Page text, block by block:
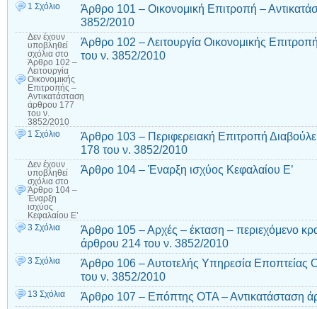
1 Σχόλιο
Άρθρο 101 – Οικονομική Επιτροπή –
3852/2010
Δεν έχουν
υποβληθεί
σχόλια στο
Άρθρο 102 –
Λειτουργία
Οικονομικής
Επιτροπής –
Αντικατάσταση
άρθρου 177
του ν.
3852/2010
Άρθρο 102 – Λειτουργία Οικονομικής
του ν. 3852/2010
1 Σχόλιο
Άρθρο 103 – Περιφερειακή Επιτροπή
178 του ν. 3852/2010
Δεν έχουν
υποβληθεί
σχόλια στο
Άρθρο 104 –
Έναρξη
ισχύος
Κεφαλαίου Ε’
Άρθρο 104 – Έναρξη ισχύος Κεφαλαίου Ε’
3 Σχόλια
Άρθρο 105 – Αρχές – έκταση – περιεχόμενο
άρθρου 214 του ν. 3852/2010
3 Σχόλια
Άρθρο 106 – Αυτοτελής Υπηρεσία Εποπτείας
του ν. 3852/2010
13 Σχόλια Άρθρο 107 – Επόπτης ΟΤΑ – Αντικατάσταση